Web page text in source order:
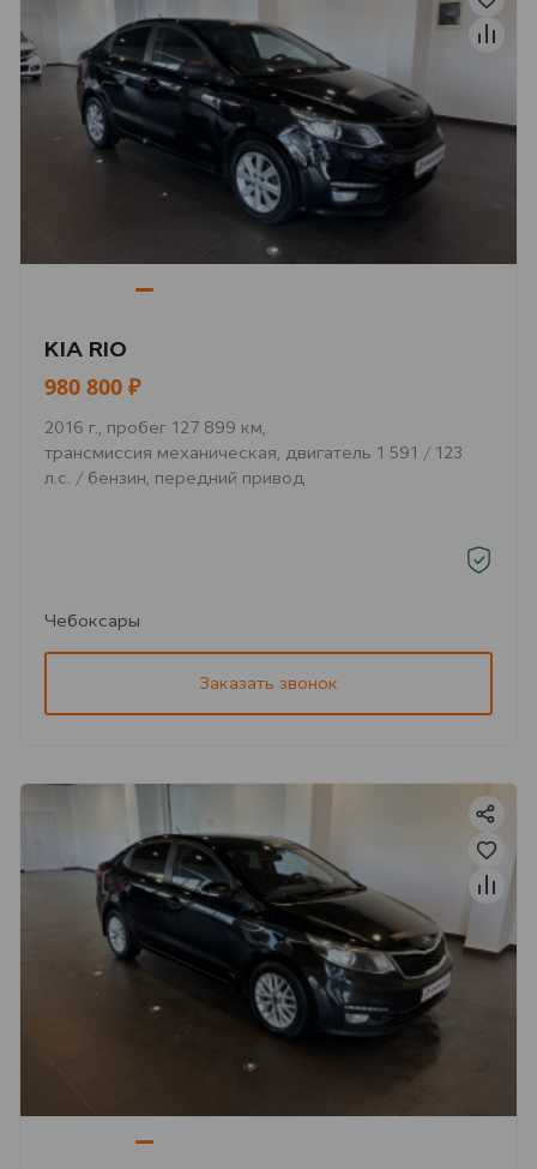
KIA RIO
980 800 ₽
2016 г., пробег 127 899 км,
трансмиссия механическая, двигатель 1 591 / 123
л.с. / бензин, передний привод
Чебоксары
Заказать звонок